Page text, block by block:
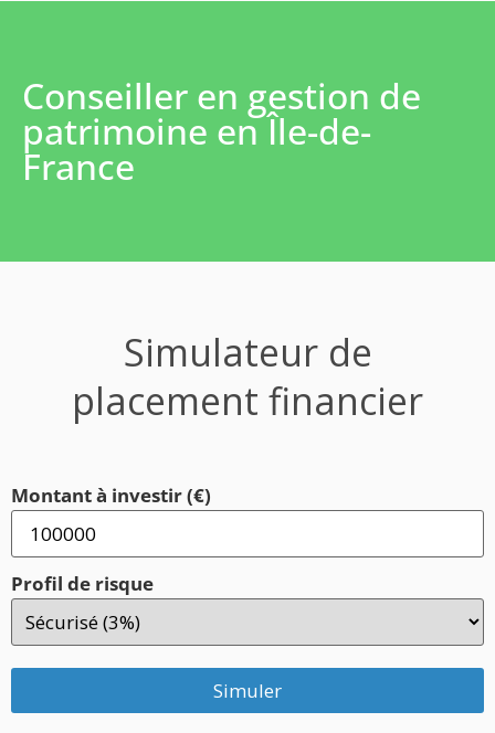
Conseiller en gestion de
patrimoine en Île-de-
France
Simulateur de
placement financier
Montant à investir (€)
Profil de risque
Simuler